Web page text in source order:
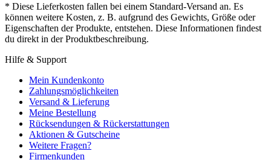
* Diese Lieferkosten fallen bei einem Standard-Versand an. Es
können weitere Kosten, z. B. aufgrund des Gewichts, Größe oder
Eigenschaften der Produkte, entstehen. Diese Informationen findest
du direkt in der Produktbeschreibung.
Hilfe & Support
Mein Kundenkonto
Zahlungsmöglichkeiten
Versand & Lieferung
Meine Bestellung
Rücksendungen & Rückerstattungen
Aktionen & Gutscheine
Weitere Fragen?
Firmenkunden